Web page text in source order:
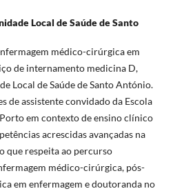
Local de Saúde de Santo
médico-cirúrgica em
de internamento medicina D,
Local de Saúde de Santo António.
de assistente convidado da Escola
em contexto de ensino clínico
acrescidas avançadas na
que respeita ao percurso
médico-cirúrgica, pós-
em enfermagem e doutoranda no